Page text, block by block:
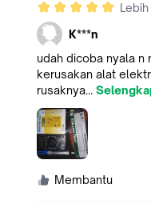
K***n
udah dicoba nyala n
kerusakan alat
rusaknya...
Membantu